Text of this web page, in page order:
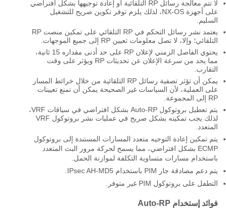
لا تتم معالجة رسائل RP التلقائية أو إعادة توجيهها بشكل افتراضي
على أجهزة NX-OS، لذلك يلزم توفر تكوين صريح للتشغيل
السليم.
يعتمد نشر رسائل التحكم في RP التلقائي على تمكين منصت RP
التلقائي؛ وإلا، لا تصل معلومات تعيين RP إلى جميع الموجهات.
يحتوي الفاصل الزمني لإعلان RP على حد أدنى مقداره 15 ثانية،
مما يحد من سرعة الإعلان عن تحديثات RP ويؤثر على وقت
التقارب.
يمكن أن تؤثر تصفية رسائل RP التلقائية من خلال خرائط المسار
على العملية، لأن السياسات غير الصحيحة يمكن أن تمنع تعيينات
RP إلى المجموعة.
يتم تعطيل بروتوكول Auto-RP بشكل افتراضي في سياقات VRF،
لذلك يجب تمكينه بشكل صريح في عمليات نشر بروتوكول VRF
المتعدد.
يتم تمكين إعادة التوجيه متعدد المسارات المستندة إلى بروتوكول
ECMP بشكل افتراضي، مما يسمح لحركة مرور البث المتعدد
باستخدام مسارات متساوية التكلفة لموازنة الحمل.
يتم دعم مصادقة جار PIM باستخدام IPsec AH-MD5.
التطفل على بروتوكول PIM غير متوفر.
فوائد إستخدام Auto-RP